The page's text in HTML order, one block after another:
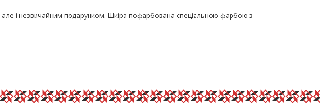
і незвичайним подарунком. Шкіра пофарбована спеціальною фарбою з